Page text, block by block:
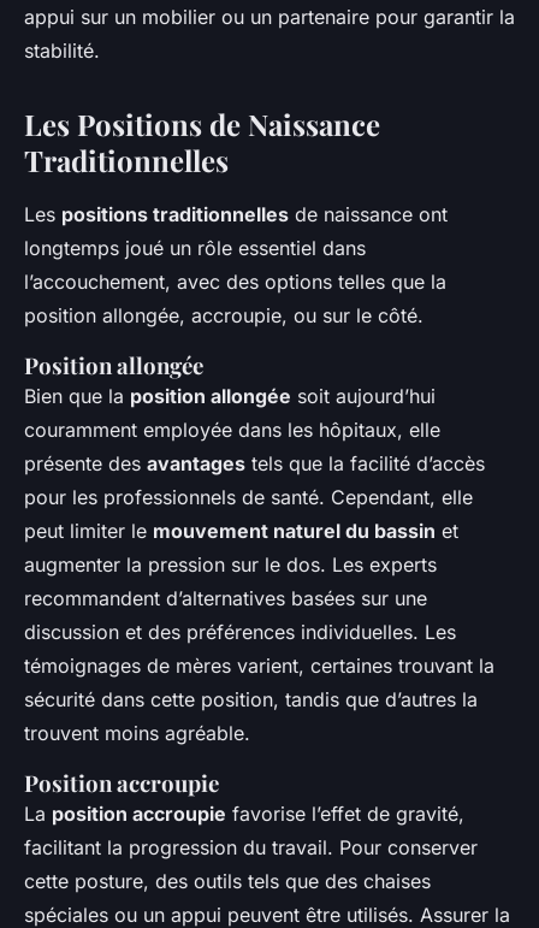
appui sur un mobilier ou un partenaire pour garantir la
stabilité.
Les Positions de Naissance
Traditionnelles
Les positions traditionnelles de naissance ont
longtemps joué un rôle essentiel dans
l’accouchement, avec des options telles que la
position allongée, accroupie, ou sur le côté.
Position allongée
Bien que la position allongée soit aujourd’hui
couramment employée dans les hôpitaux, elle
présente des avantages tels que la facilité d’accès
pour les professionnels de santé. Cependant, elle
peut limiter le mouvement naturel du bassin et
augmenter la pression sur le dos. Les experts
recommandent d’alternatives basées sur une
discussion et des préférences individuelles. Les
témoignages de mères varient, certaines trouvant la
sécurité dans cette position, tandis que d’autres la
trouvent moins agréable.
Position accroupie
La position accroupie favorise l’effet de gravité,
facilitant la progression du travail. Pour conserver
cette posture, des outils tels que des chaises
spéciales ou un appui peuvent être utilisés. Assurer la